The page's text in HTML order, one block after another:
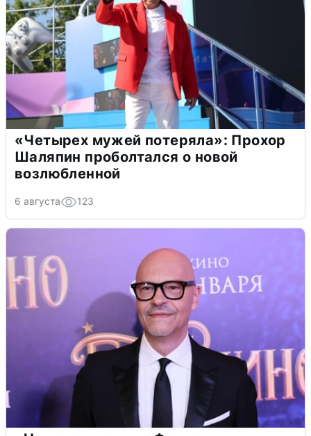
«Четырех мужей потеряла»: Прохор
Шаляпин проболтался о новой
возлюбленной
6 августа 123